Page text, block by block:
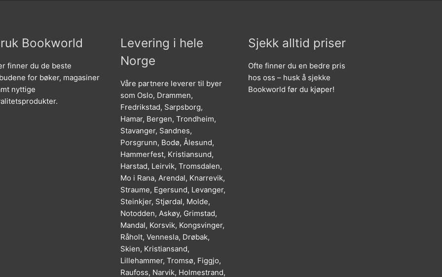
Bookworld
finner du de beste
for bøker, magasiner
nyttige
Levering i hele
Norge
Våre partnere leverer til byer
som Oslo, Drammen,
Fredrikstad, Sarpsborg,
Hamar, Bergen, Trondheim,
Stavanger, Sandnes,
Porsgrunn, Bodø, Ålesund,
Hammerfest, Kristiansund,
Harstad, Leirvik, Tromsdalen,
Mo i Rana, Arendal, Knarrevik,
Straume, Egersund, Levanger,
Steinkjer, Stjørdal, Molde,
Notodden, Askøy, Grimstad,
Mandal, Korsvik, Kongsvinger,
Råholt, Vennesla, Drøbak,
Skien, Kristiansand,
Lillehammer, Tromsø, Figgjo,
Raufoss, Narvik, Holmestrand,
Sjekk alltid priser
Ofte finner du en bedre pris
hos oss – husk å sjekke
Bookworld før du kjøper!